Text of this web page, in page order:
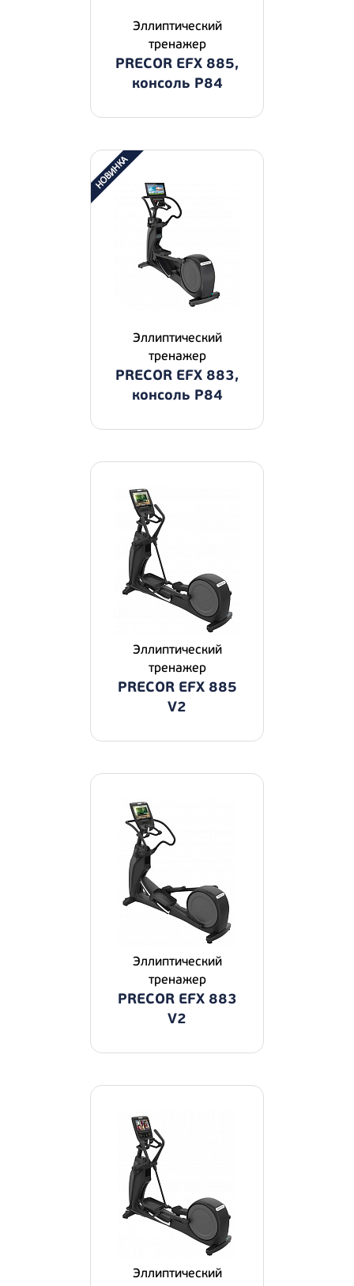
Эллиптический
тренажер
PRECOR EFX 885,
консоль P84
Эллиптический
тренажер
PRECOR EFX 883,
консоль P84
Эллиптический
тренажер
PRECOR EFX 885
V2
Эллиптический
тренажер
PRECOR EFX 883
V2
Эллиптический